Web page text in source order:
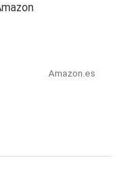
Amazon.es